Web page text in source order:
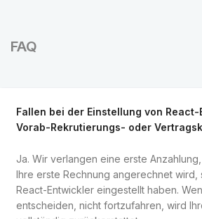
FAQ
Fallen bei der Einstellung von
Vorab-Rekrutierungs- oder
Ja. Wir verlangen eine erste
Ihre erste Rechnung angerechnet wird,
React-Entwickler eingestellt haben.
entscheiden, nicht fortzufahren, wird